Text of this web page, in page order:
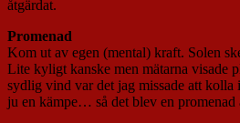
åtgärdat.
Promenad
Kom ut av egen (mental) kraft. Solen
Lite kyligt kanske men mätarna visade
sydlig vind var det jag missade att
ju en kämpe… så det blev en promenad